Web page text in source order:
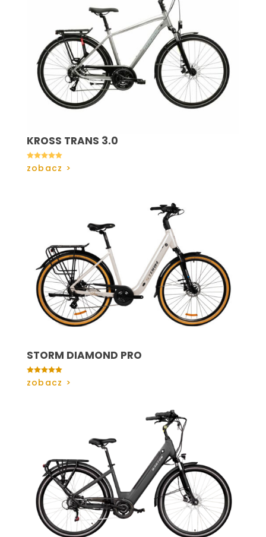
KROSS TRANS 3.0

zobacz >
STORM DIAMOND PRO

zobacz >